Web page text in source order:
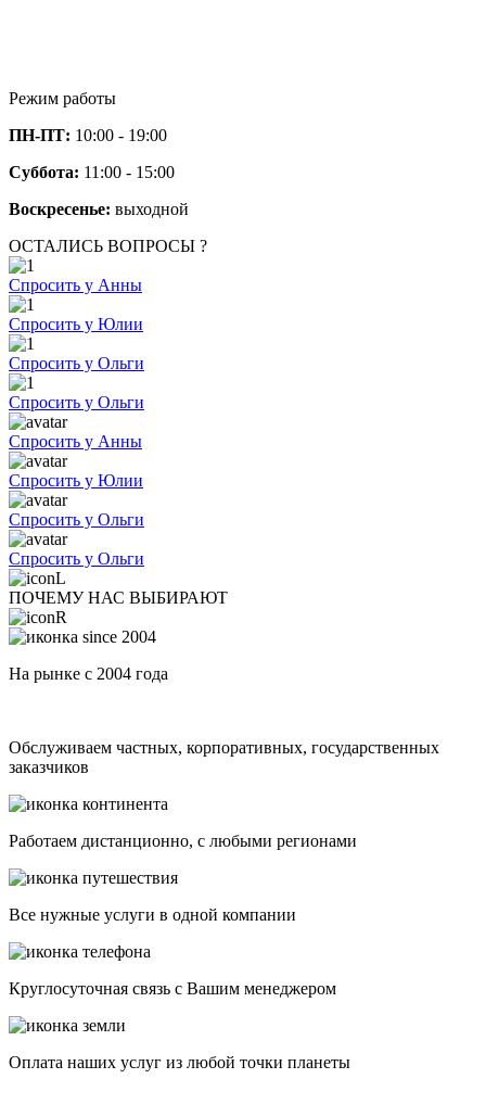
Режим работы
ПН-ПТ: 10:00 - 19:00
Суббота: 11:00 - 15:00
Воскресенье: выходной
ОСТАЛИСЬ ВОПРОСЫ ?
Спросить у Анны
Спросить у Юлии
Спросить у Ольги
Спросить у Ольги
Спросить у Анны
Спросить у Юлии
Спросить у Ольги
Спросить у Ольги
ПОЧЕМУ НАС ВЫБИРАЮТ
На рынке с 2004 года
Обслуживаем частных, корпоративных, государственных
заказчиков
Работаем дистанционно, с любыми регионами
Все нужные услуги в одной компании
Круглосуточная связь с Вашим менеджером
Оплата наших услуг из любой точки планеты